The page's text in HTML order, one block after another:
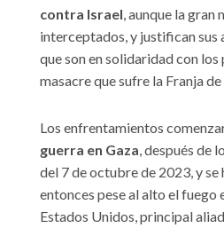
contra Israel , aunque la gran
interceptados, y justifican sus
que son en solidaridad con los
masacre que sufre la Franja de
Los enfrentamientos
guerra en Gaza , después de
del 7 de octubre de 2023, y se
entonces pese al alto el fuego
Estados Unidos, principal